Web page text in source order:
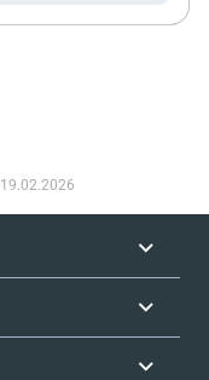
19.02.2026